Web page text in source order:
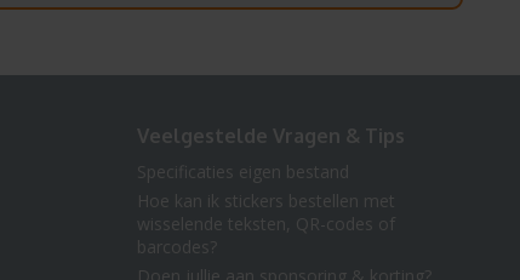
Veelgestelde Vragen & Tips
Specificaties eigen bestand
Hoe kan ik stickers bestellen met
wisselende teksten, QR-codes of
barcodes?